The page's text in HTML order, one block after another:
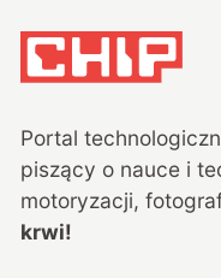
Portal
piszący o nauce i
motoryzacji,
krwi!